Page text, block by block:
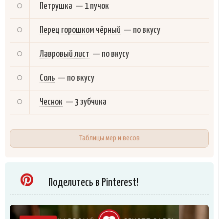
Петрушка — 1 пучок
Перец горошком чёрный — по вкусу
Лавровый лист — по вкусу
Соль — по вкусу
Чеснок — 3 зубчика
Таблицы мер и весов
Поделитесь в Pinterest!